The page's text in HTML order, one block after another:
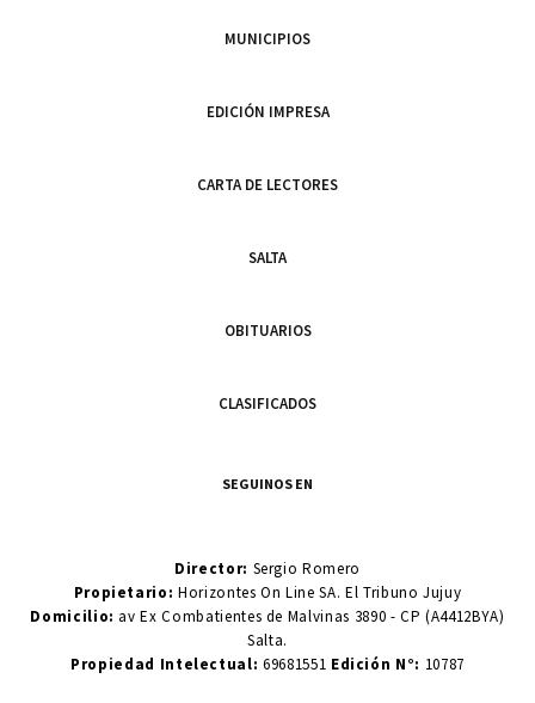
MUNICIPIOS
EDICIÓN IMPRESA
CARTA DE LECTORES
SALTA
OBITUARIOS
CLASIFICADOS
SEGUINOS EN
Director: Sergio Romero
Propietario:Horizontes On Line SA. El Tribuno Jujuy
Domicilio: av Ex Combatientes de Malvinas 3890 - CP (A4412BYA)
Salta.
Propiedad Intelectual: 69681551 Edición N°: 10787